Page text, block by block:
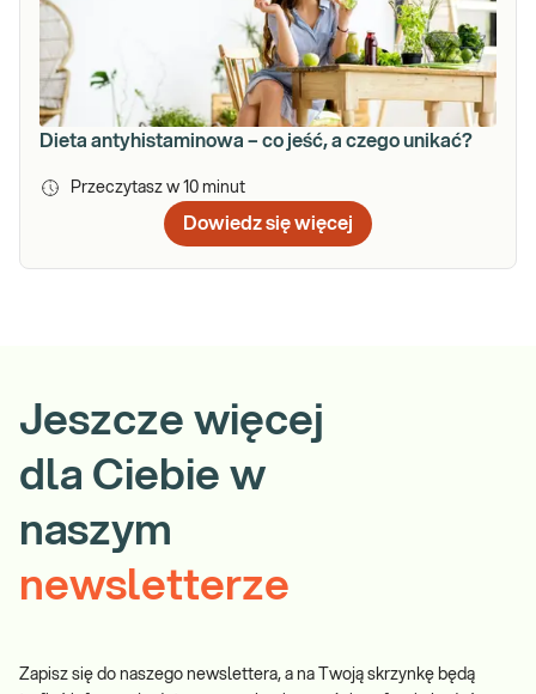
Dieta antyhistaminowa – co jeść, a czego unikać?
Przeczytasz w 10 minut
Dowiedz się więcej
Jeszcze więcej
dla Ciebie w
naszym
newsletterze
Zapisz się do naszego newslettera, a na Twoją skrzynkę będą